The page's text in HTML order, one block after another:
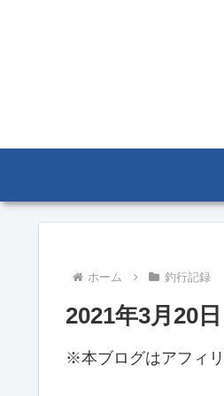
ホーム 釣行記録
2021年3月
※本ブログはアフィ